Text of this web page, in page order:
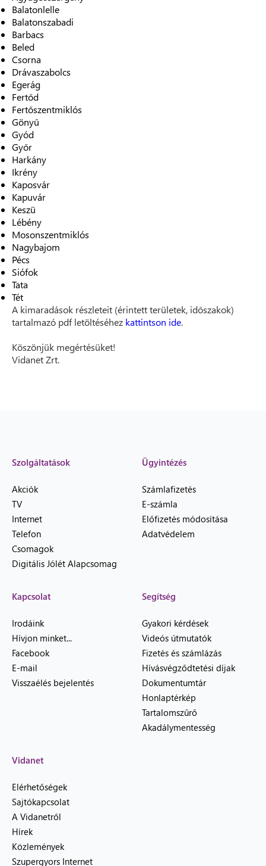
Balatonlelle
Balatonszabadi
Barbacs
Beled
Csorna
Drávaszabolcs
Egerág
Fertőd
Fertőszentmiklós
Gönyű
Gyód
Győr
Harkány
Ikrény
Kaposvár
Kapuvár
Keszü
Lébény
Mosonszentmiklós
Nagybajom
Pécs
Siófok
Tata
Tét
A kimaradások részleteit (érintett területek, időszakok)
tartalmazó pdf letöltéséhez kattintson ide.
Köszönjük megértésüket!
Vidanet Zrt.
Szolgáltatások
Akciók
TV
Internet
Telefon
Csomagok
Digitális Jólét Alapcsomag
Ügyintézés
Számlafizetés
E-számla
Előfizetés módosítása
Adatvédelem
Kapcsolat
Irodáink
Hívjon minket...
Facebook
E-mail
Visszaélés bejelentés
Segítség
Gyakori kérdések
Videós útmutatók
Fizetés és számlázás
Hívásvégződtetési díjak
Dokumentumtár
Honlaptérkép
Tartalomszűrő
Akadálymentesség
Vidanet
Elérhetőségek
Sajtókapcsolat
A Vidanetről
Hírek
Közlemények
Szupergyors Internet